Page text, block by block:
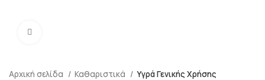
Αρχική σελίδα Καθαριστικά Υγρά Γενικής Χρήσης